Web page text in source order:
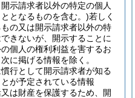
示請求者以外の特定の個人
となるものを含む。)若しく
の又は開示請求者以外の特
きないが、開示することに
個人の権利利益を害するお
に掲げる情報を除く。
行として開示請求者が知る
が予定されている情報
は財産を保護するため、開